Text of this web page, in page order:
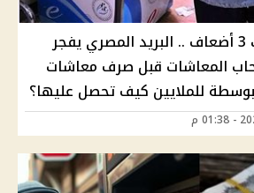
الحق أقبض معاشك 3 أضعاف .. البريد المصري يفجر
المعاشات قبل صرف معاشات